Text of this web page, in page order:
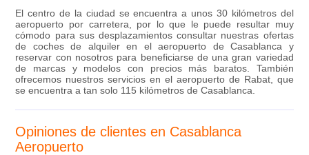
El centro de la ciudad se encuentra a unos 30 kilómetros del
aeropuerto por carretera, por lo que le puede resultar muy
cómodo para sus desplazamientos consultar nuestras ofertas
de coches de alquiler en el aeropuerto de Casablanca y
reservar con nosotros para beneficiarse de una gran variedad
de marcas y modelos con precios más baratos. También
ofrecemos nuestros servicios en el aeropuerto de Rabat, que
se encuentra a tan solo 115 kilómetros de Casablanca.
Opiniones de clientes en Casablanca
Aeropuerto